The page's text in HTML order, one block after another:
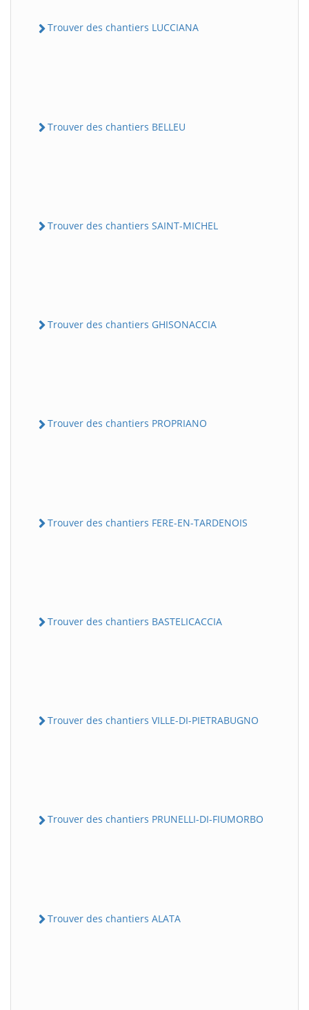
Trouver des chantiers LUCCIANA
Trouver des chantiers BELLEU
Trouver des chantiers SAINT-MICHEL
Trouver des chantiers GHISONACCIA
Trouver des chantiers PROPRIANO
Trouver des chantiers FERE-EN-TARDENOIS
Trouver des chantiers BASTELICACCIA
Trouver des chantiers VILLE-DI-PIETRABUGNO
Trouver des chantiers PRUNELLI-DI-FIUMORBO
Trouver des chantiers ALATA